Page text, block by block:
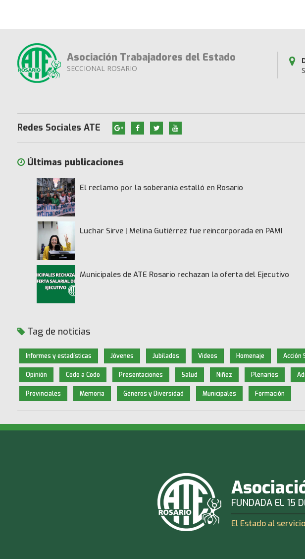
Asociación Trabajadores del Estado
SECCIONAL ROSARIO
Redes Sociales ATE
Últimas publicaciones
El reclamo por la soberanía estalló en Rosario
Luchar Sirve | Melina Gutiérrez fue reincorporada en PAMI
Municipales de ATE Rosario rechazan la oferta del Ejecutivo
Tag de noticias
Informes y estadísticas Jóvenes Jubilados Videos Homenaje Acción
Opinión Codo a Codo Presentaciones Salud Niñez Plenarios
Provinciales Memoria Géneros y Diversidad Municipales Formación
FUNDADA EL 15
El Estado al